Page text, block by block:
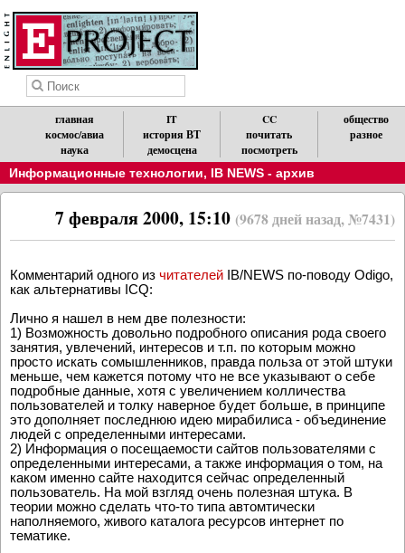
главная
космос/авиа
наука
IT
история ВТ
демосцена
CC
почитать
посмотреть
общество
разное
Информационные технологии, IB NEWS - архив
7 февраля 2000, 15:10 (9678 дней назад, №7431)
Комментарий одного из читателей IB/NEWS по-поводу Odigo,
как альтернативы ICQ:
Лично я нашел в нем две полезности:
1) Возможность довольно подробного описания рода своего
занятия, увлечений, интересов и т.п. по которым можно
просто искать сомышленников, правда польза от этой штуки
меньше, чем кажется потому что не все указывают о себе
подробные данные, хотя с увеличением колличества
пользователей и толку наверное будет больше, в принципе
это дополняет последнюю идею мирабилиса - объединение
людей с определенными интересами.
2) Информация о посещаемости сайтов пользователями с
определенными интересами, а также информация о том, на
каком именно сайте находится сейчас определенный
пользователь. На мой взгляд очень полезная штука. В
теории можно сделать что-то типа автомтически
наполняемого, живого каталога ресурсов интернет по
тематике.